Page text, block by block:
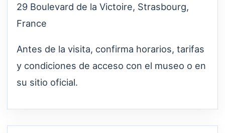
29 Boulevard de la Victoire, Strasbourg,
France
Antes de la visita, confirma horarios, tarifas
y condiciones de acceso con el museo o en
su sitio oficial.